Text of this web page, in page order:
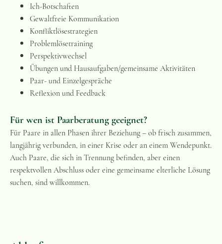
Ich-Botschaften
Gewaltfreie Kommunikation
Konfliktlösestrategien
Problemlösetraining
Perspektivwechsel
Übungen und Hausaufgaben/gemeinsame Aktivitäten
Paar- und Einzelgespräche
Reflexion und Feedback
Für wen ist Paarberatung geeignet?
Für Paare in allen Phasen ihrer Beziehung – ob frisch zusammen,
langjährig verbunden, in einer Krise oder an einem Wendepunkt.
Auch Paare, die sich in Trennung befinden, aber einen
respektvollen Abschluss oder eine gemeinsame elterliche Lösung
suchen, sind willkommen.